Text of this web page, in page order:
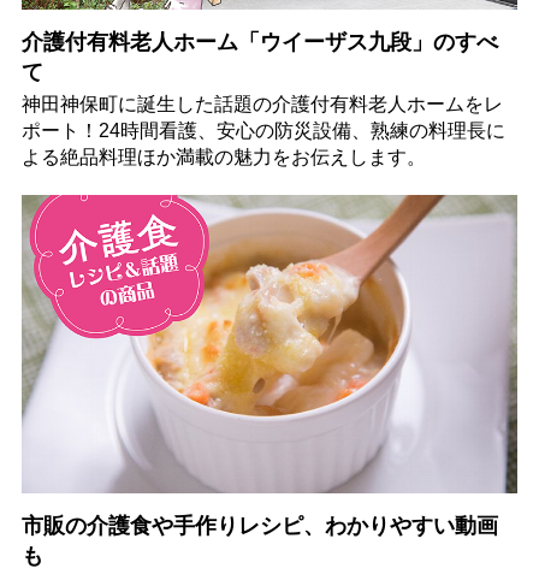
介護付有料老人ホーム「ウイーザス九段」のすべ
て
神田神保町に誕生した話題の介護付有料老人ホームをレ
ポート！24時間看護、安心の防災設備、熟練の料理長に
よる絶品料理ほか満載の魅力をお伝えします。
市販の介護食や手作りレシピ、わかりやすい動画
も